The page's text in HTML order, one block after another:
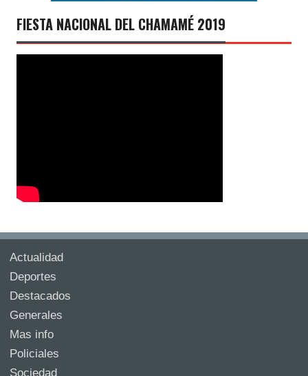
FIESTA NACIONAL DEL CHAMAMÉ 2019
Actualidad
Deportes
Destacados
Generales
Mas info
Policiales
Sociedad